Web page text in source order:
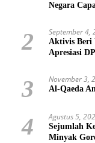
Negara
2 September 4,
Aktivis Beri
Apresiasi
3 November 3,
Al-Qaeda
4 Agustus 5,
Sejumlah
Minyak